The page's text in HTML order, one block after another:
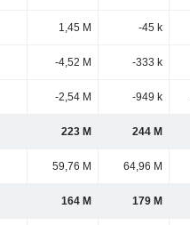
1,45 M -45 k
-4,52 M -333 k
-2,54 M -949 k
223 M 244 M
59,76 M 64,96 M
164 M 179 M